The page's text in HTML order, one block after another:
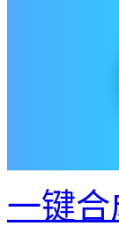
一键